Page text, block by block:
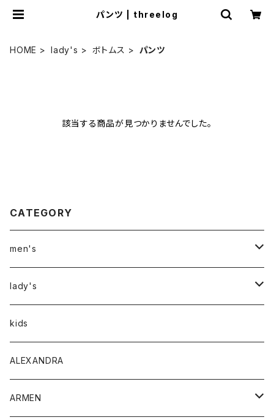
パンツ | threelog
HOME lady's ボトムス パンツ
該当する商品が見つかりませんでした。
CATEGORY
men's
アウター
トップス
Tシャツ
シャツ
ボトムス
lady's
アウター
トップス
Tシャツ・カットソー
ボトムス
kids
ALEXANDRA
ARMEN